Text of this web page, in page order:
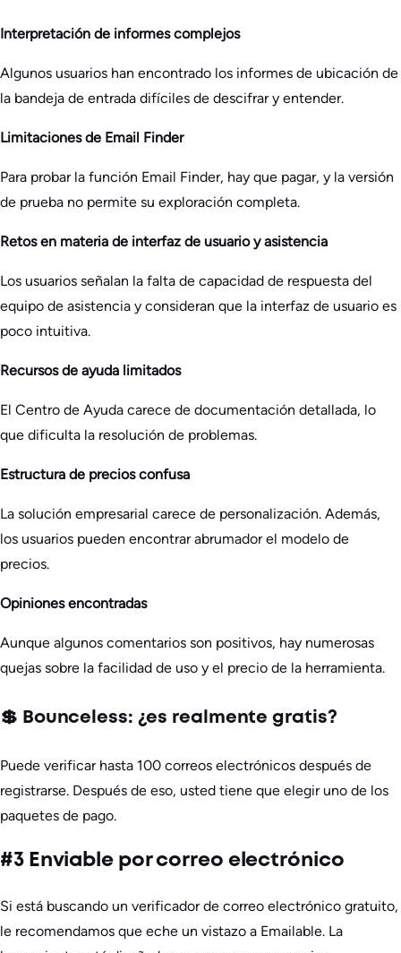
Interpretación de informes complejos
Algunos usuarios han encontrado los informes de ubicación de
la bandeja de entrada difíciles de descifrar y entender.
Limitaciones de Email Finder
Para probar la función Email Finder, hay que pagar, y la versión
de prueba no permite su exploración completa.
Retos en materia de interfaz de usuario y asistencia
Los usuarios señalan la falta de capacidad de respuesta del
equipo de asistencia y consideran que la interfaz de usuario es
poco intuitiva.
Recursos de ayuda limitados
El Centro de Ayuda carece de documentación detallada, lo
que dificulta la resolución de problemas.
Estructura de precios confusa
La solución empresarial carece de personalización. Además,
los usuarios pueden encontrar abrumador el modelo de
precios.
Opiniones encontradas
Aunque algunos comentarios son positivos, hay numerosas
quejas sobre la facilidad de uso y el precio de la herramienta.
💲 Bounceless: ¿es realmente gratis?
Puede verificar hasta 100 correos electrónicos después de
registrarse. Después de eso, usted tiene que elegir uno de los
paquetes de pago.
#3 Enviable por correo electrónico
Si está buscando un verificador de correo electrónico gratuito,
le recomendamos que eche un vistazo a Emailable. La